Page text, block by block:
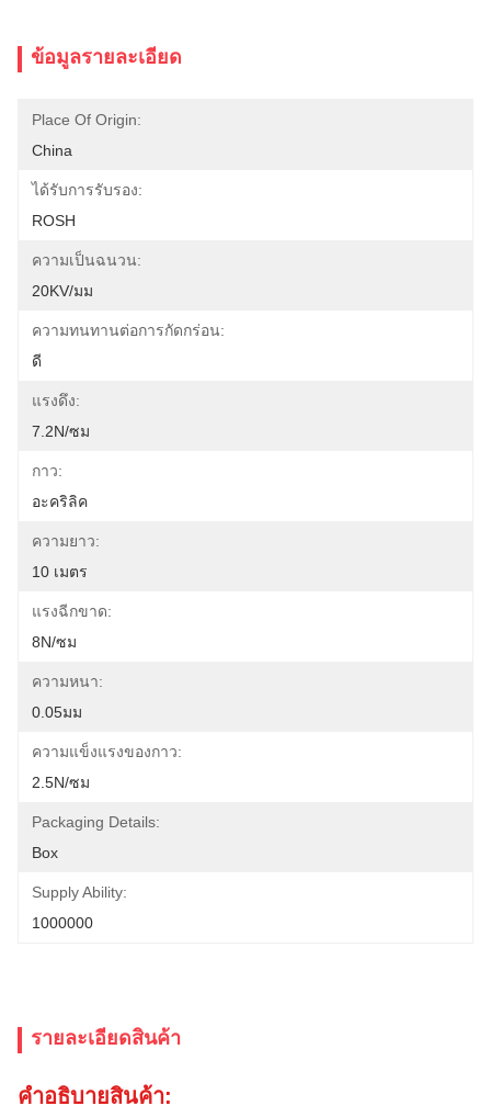
ข้อมูลรายละเอียด
Place Of Origin:
China
ได้รับการรับรอง:
ROSH
ความเป็นฉนวน:
20KV/มม
ความทนทานต่อการกัดกร่อน:
ดี
แรงดึง:
7.2N/ซม
กาว:
อะคริลิค
ความยาว:
10 เมตร
แรงฉีกขาด:
8N/ซม
ความหนา:
0.05มม
ความแข็งแรงของกาว:
2.5N/ซม
Packaging Details:
Box
Supply Ability:
1000000
รายละเอียดสินค้า
คําอธิบายสินค้า: